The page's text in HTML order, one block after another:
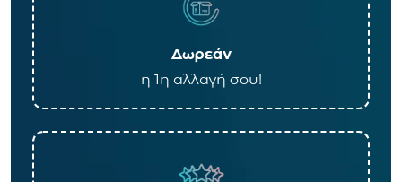
Δωρεάν
η 1η αλλαγή σου!